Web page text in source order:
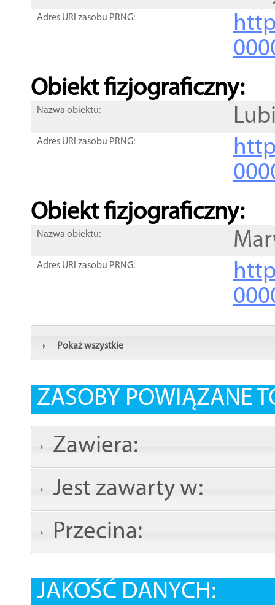
Adres URI zasobu PRNG:
Obiekt fizjograficzny:
Nazwa obiektu:
Adres URI zasobu PRNG:
Obiekt fizjograficzny:
Nazwa obiektu:
Adres URI zasobu PRNG:
Pokaż wszystkie
ZASOBY POWIĄZANE
Zawiera:
Jest zawarty w:
Przecina:
JAKOŚĆ DANYCH: